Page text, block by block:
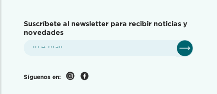
Suscríbete al newsletter para recibir noticias y
novedades
Síguenos en: